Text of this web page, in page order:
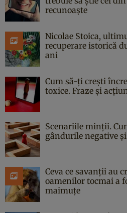
recunoaște
Nicolae Stoica,
recuperare istorică
ani
Cum să-ți crești
toxice. Fraze și
Scenariile minții.
gândurile negative
Ceva ce savanții au
oamenilor tocmai a
maimuțe